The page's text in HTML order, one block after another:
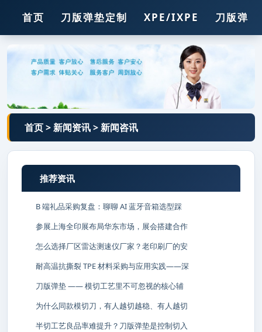
首页 刀版弹垫定制 XPE/IXPE 刀版弹垫
压痕线 钢孔
首页>新闻资讯>新闻咨讯
推荐资讯
B 端礼品采购复盘：聊聊 AI 蓝牙音箱选型踩
参展上海全印展布局华东市场，展会搭建合作
怎么选择厂区雷达测速仪厂家？老印刷厂的安
耐高温抗撕裂 TPE 材料采购与应用实践——深
刀版弹垫 —— 模切工艺里不可忽视的核心辅
为什么同款模切刀，有人越切越稳、有人越切
半切工艺良品率难提升？刀版弹垫是控制切入